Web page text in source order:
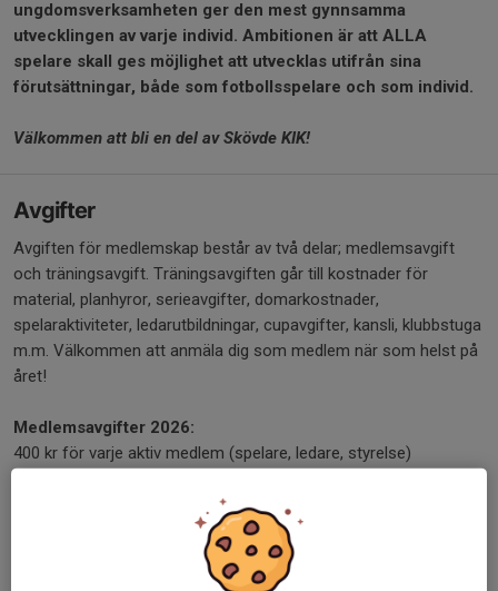
ungdomsverksamheten ger den mest gynnsamma
utvecklingen av varje individ. Ambitionen är att ALLA
spelare skall ges möjlighet att utvecklas utifrån sina
förutsättningar, både som fotbollsspelare och som individ.
Välkommen att bli en del av Skövde KIK!
Avgifter
Avgiften för medlemskap består av två delar; medlemsavgift
och träningsavgift. Träningsavgiften går till kostnader för
material, planhyror, serieavgifter, domarkostnader,
spelaraktiviteter, ledarutbildningar, cupavgifter, kansli, klubbstuga
m.m. Välkommen att anmäla dig som medlem när som helst på
året!
Medlemsavgifter 2026:
400 kr för varje aktiv medlem (spelare, ledare, styrelse)